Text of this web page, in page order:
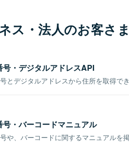
ス・法人のお客さ
号・デジタルアドレスAPI
とデジタルアドレスから住所を取得で
号・バーコードマニュアル
や、バーコードに関するマニュアルを